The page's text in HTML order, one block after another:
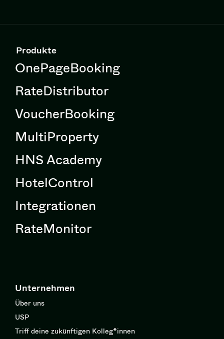
Produkte
OnePageBooking
RateDistributor
VoucherBooking
MultiProperty
HNS Academy
HotelControl
Integrationen
RateMonitor
Unternehmen
Über uns
USP
Triff deine zukünftigen Kolleg*innen